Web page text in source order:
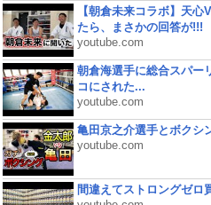
【朝倉未来コラボ】天
たら、まさかの回答が!!!
youtube.com
朝倉海選手に総合スパー
コにされた...
youtube.com
亀田京之介選手とボクシ
youtube.com
間違えてストロングゼロ